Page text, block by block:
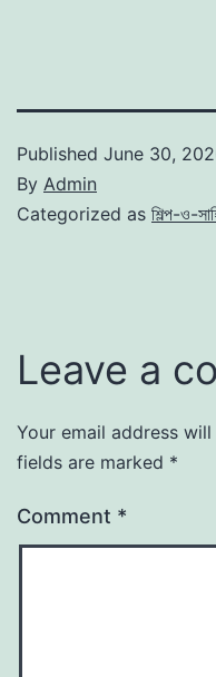
Published June 30,
By Admin
Categorized as শিল্প-ও-
Leave a
Your email address
fields are marked *
Comment *